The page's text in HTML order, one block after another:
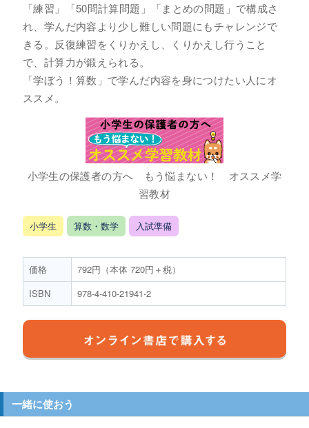
「練習」「50問計算問題」「まとめの問題」で構成さ
れ、学んだ内容より少し難しい問題にもチャレンジで
きる。反復練習をくりかえし、くりかえし行うこと
で、計算力が鍛えられる。
「学ぼう！算数」で学んだ内容を身につけたい人にオ
ススメ。
小学生の保護者の方へ もう悩まない！ オススメ学
習教材
小学生 算数・数学 入試準備
価格
792円（本体 720円＋税）
ISBN
978-4-410-21941-2
一緒に使おう